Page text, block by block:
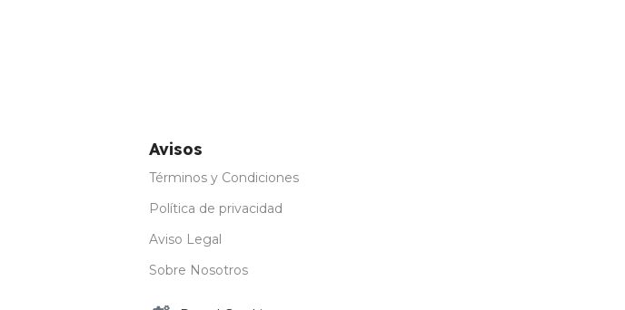
Avisos
Términos y Condiciones
Política de privacidad
Aviso Legal
Sobre Nosotros